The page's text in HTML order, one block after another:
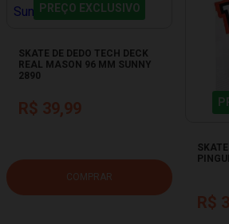
PREÇO EXCLUSIVO
SKATE DE DEDO TECH DECK
REAL MASON 96 MM SUNNY
2890
R$ 39,99
COMPRAR
R$